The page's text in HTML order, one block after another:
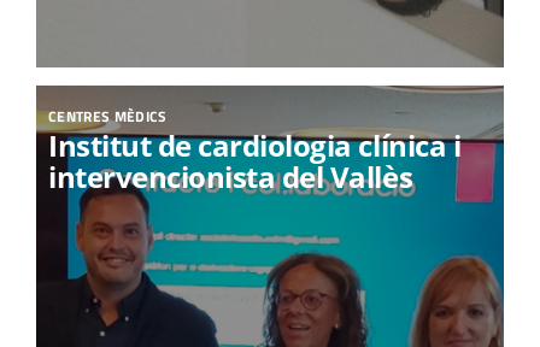
CENTRES MÈDICS
Institut de cardiologia clínica i
intervencionista del Vallès